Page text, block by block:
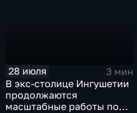
28 июля
3 мин
В экс-столице Ингушетии
продолжаются
масштабные работы по